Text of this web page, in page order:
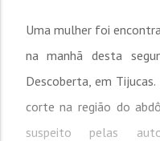
Uma mulher foi
na manhã desta
Descoberta, em
corte na região do
suspeito pelas